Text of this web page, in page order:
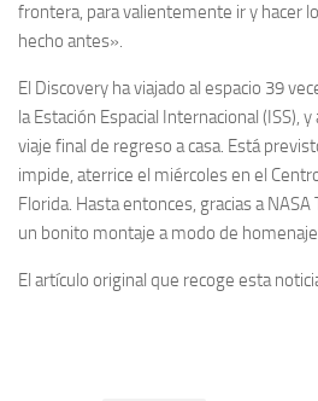
frontera, para valientemente ir y hacer
hecho antes».
El Discovery ha viajado al espacio 39
la Estación Espacial Internacional (ISS),
viaje final de regreso a casa. Está
impide, aterrice el miércoles en el
Florida. Hasta entonces, gracias a
un bonito montaje a modo de
El artículo original que recoge esta